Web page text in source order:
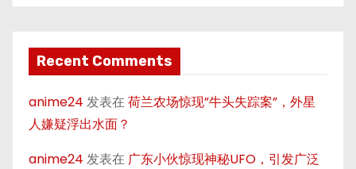
Recent Comments
anime24 发表在荷兰农场惊现”牛头失踪案”，外星
人嫌疑浮出水面？
anime24 发表在 广东小伙惊现神秘UFO，引发广泛